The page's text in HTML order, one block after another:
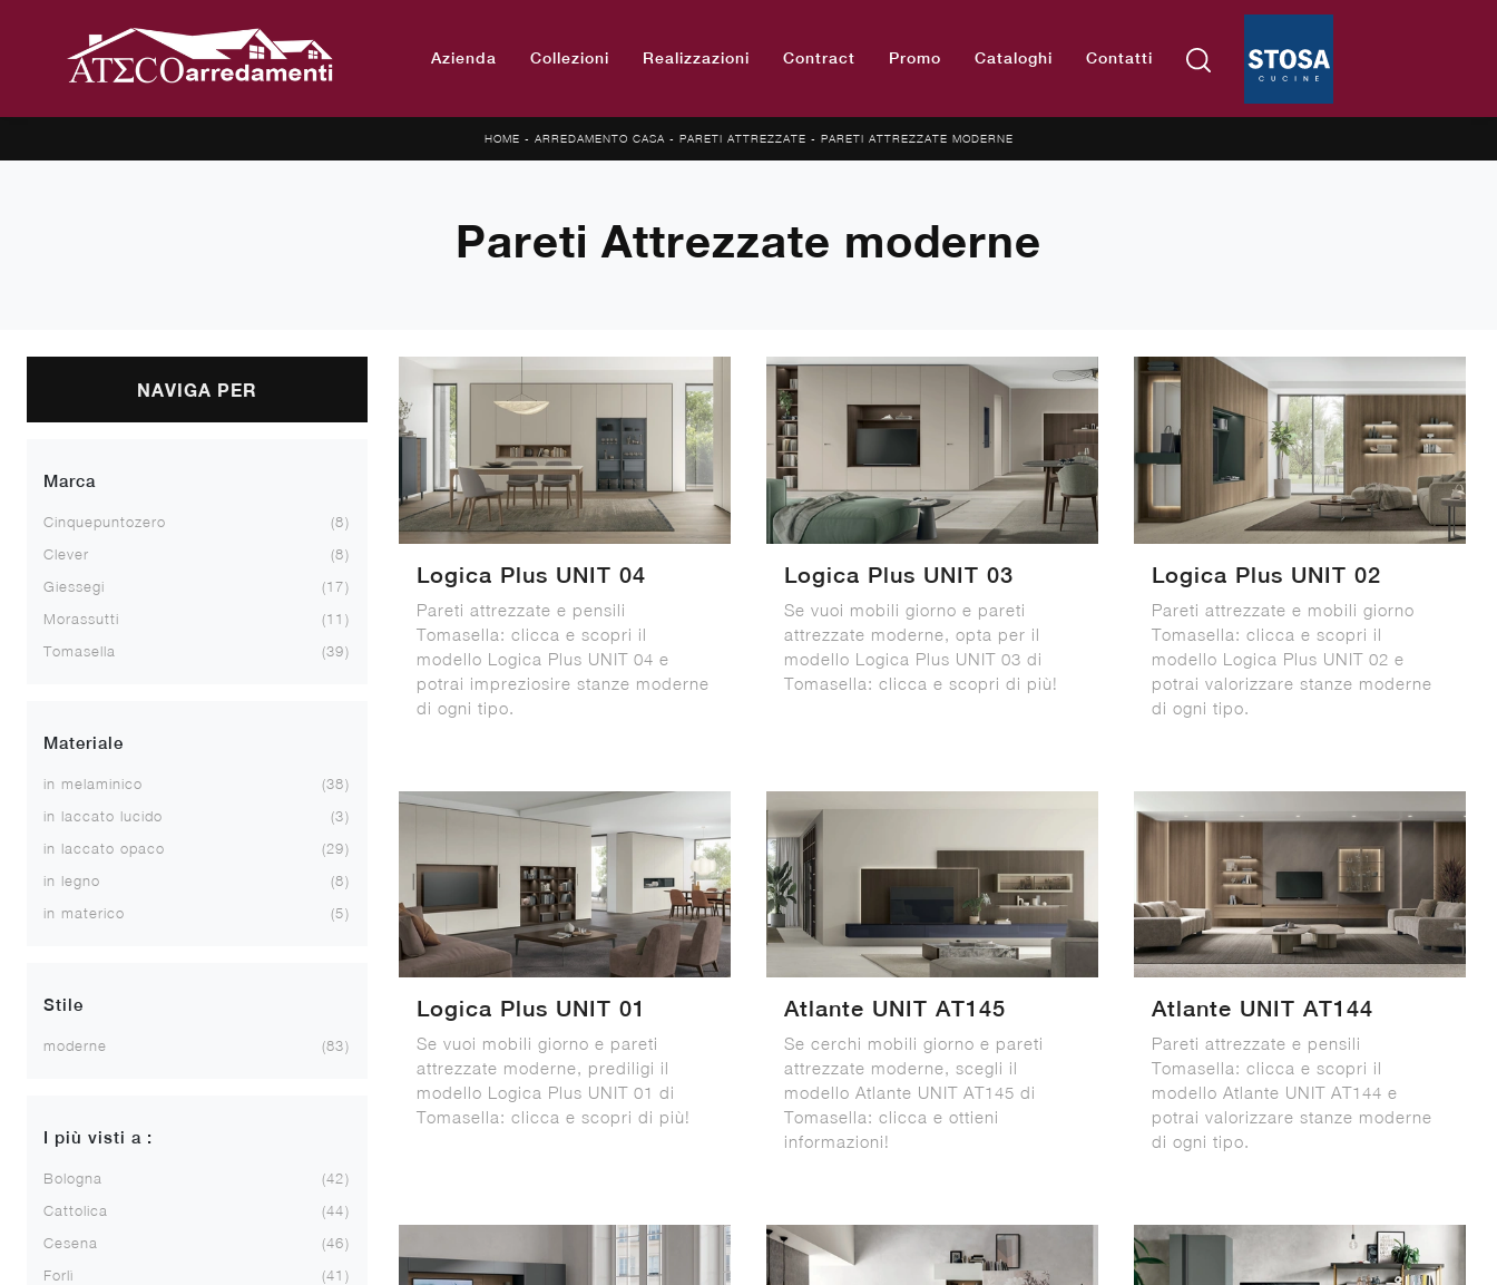
Azienda Collezioni Realizzazioni Contract Promo Cataloghi Contatti
HOME - ARREDAMENTO CASA - PARETI ATTREZZATE - PARETI ATTREZZATE MODERNE
Pareti Attrezzate moderne
NAVIGA PER
Marca
Cinquepuntozero
8
Clever
8
Giessegi
17
Morassutti
11
Tomasella
39
Materiale
in melaminico
38
in laccato lucido
3
in laccato opaco
29
in legno
8
in materico
5
Stile
moderne 83
I più visti a :
Bologna
42
Cattolica
44
Cesena
46
Forlì
41
Logica Plus UNIT 04
Pareti attrezzate e pensili
Tomasella: clicca e scopri il
modello Logica Plus UNIT 04 e
potrai impreziosire stanze moderne
di ogni tipo.
Logica Plus UNIT 03
Se vuoi mobili giorno e pareti
attrezzate moderne, opta per il
modello Logica Plus UNIT 03 di
Tomasella: clicca e scopri di più!
Logica Plus UNIT 02
Pareti attrezzate e mobili giorno
Tomasella: clicca e scopri il
modello Logica Plus UNIT 02 e
potrai valorizzare stanze moderne
di ogni tipo.
Logica Plus UNIT 01
Se vuoi mobili giorno e pareti
attrezzate moderne, prediligi il
modello Logica Plus UNIT 01 di
Tomasella: clicca e scopri di più!
Atlante UNIT AT145
Se cerchi mobili giorno e pareti
attrezzate moderne, scegli il
modello Atlante UNIT AT145 di
Tomasella: clicca e ottieni
informazioni!
Atlante UNIT AT144
Pareti attrezzate e pensili
Tomasella: clicca e scopri il
modello Atlante UNIT AT144 e
potrai valorizzare stanze moderne
di ogni tipo.